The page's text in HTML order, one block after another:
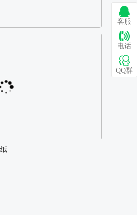
客服
电话
QQ群